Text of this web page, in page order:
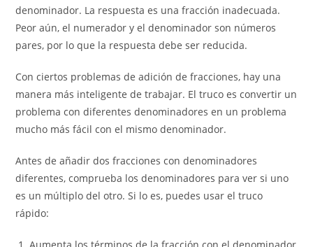
denominador. La respuesta es una fracción inadecuada.
Peor aún, el numerador y el denominador son números
pares, por lo que la respuesta debe ser reducida.
Con ciertos problemas de adición de fracciones, hay una
manera más inteligente de trabajar. El truco es convertir un
problema con diferentes denominadores en un problema
mucho más fácil con el mismo denominador.
Antes de añadir dos fracciones con denominadores
diferentes, comprueba los denominadores para ver si uno
es un múltiplo del otro. Si lo es, puedes usar el truco
rápido: